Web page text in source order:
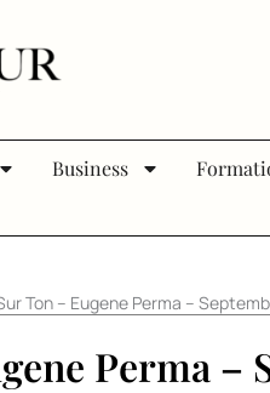
Business
Ton – Eugene Perma –
Perma –